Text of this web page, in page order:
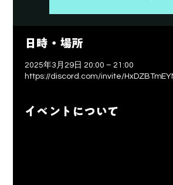
日時・場所
2025年3月29日 20:00 – 21:00
https://discord.com/invite/
イベントについて